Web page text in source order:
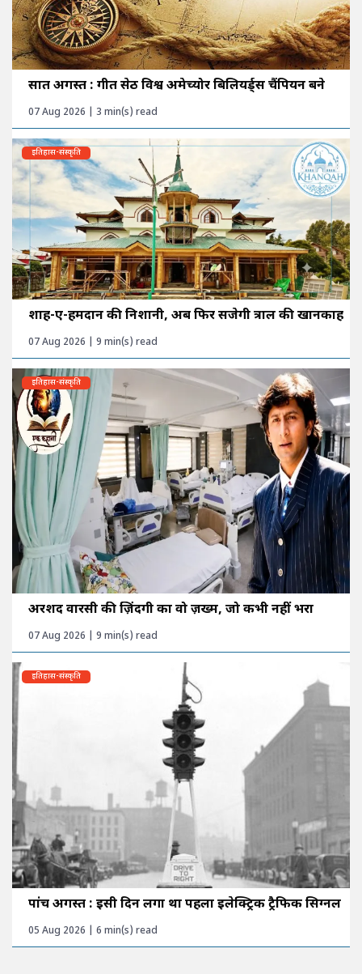
सात अगस्त : गीत सेठी विश्व अमेच्योर बिलियर्ड्स चैंपियन बने
07 Aug 2026 | 3 min(s) read
इतिहास-संस्कृति
शाह-ए-हमदान की निशानी, अब फिर सजेगी त्राल की खानकाह
07 Aug 2026 | 9 min(s) read
इतिहास-संस्कृति
अरशद वारसी की ज़िंदगी का वो ज़ख्म, जो कभी नहीं भरा
07 Aug 2026 | 9 min(s) read
इतिहास-संस्कृति
पांच अगस्त : इसी दिन लगा था पहला इलेक्ट्रिक ट्रैफिक सिग्नल
05 Aug 2026 | 6 min(s) read